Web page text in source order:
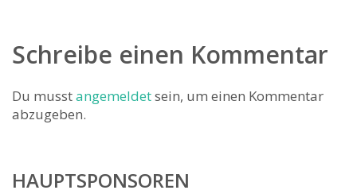
Schreibe einen Kommentar
Du musstangemeldetsein, um einen Kommentar
abzugeben.
HAUPTSPONSOREN